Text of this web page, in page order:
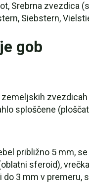
Srebrna zvezdica
Siebstern,
gob
sploščene
približno 5 mm,
sferoid),
3 mm v premeru,